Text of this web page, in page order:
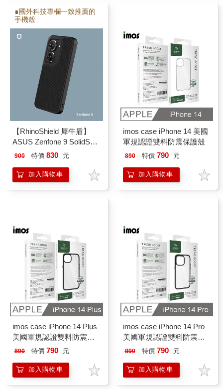
∎國外科技專欄一致推薦的
手機殼
【RhinoShield 犀牛盾】
ASUS Zenfone 9 SolidSuit
經典防摔背蓋手機保護殼
900 特價 830 元
加入購物車
imos case iPhone 14 美國
軍規認證雙料防震保護殼
890 特價 790 元
加入購物車
imos case iPhone 14 Plus
美國軍規認證雙料防震保
護殼
890 特價 790 元
加入購物車
imos case iPhone 14 Pro
美國軍規認證雙料防震保
護殼
890 特價 790 元
加入購物車